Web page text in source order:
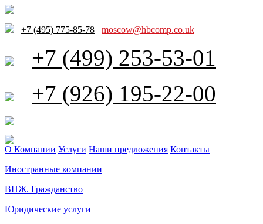
+7 (495) 775-85-78 moscow@hbcomp.co.uk
+7 (499) 253-53-01
+7 (926) 195-22-00
О Компании Услуги Наши предложения Контакты
Иностранные компании
ВНЖ. Гражданство
Юридические услуги